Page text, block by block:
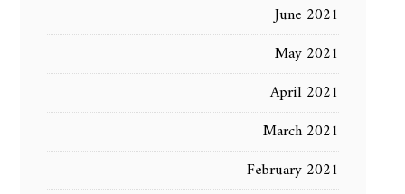
June 2021
May 2021
April 2021
March 2021
February 2021